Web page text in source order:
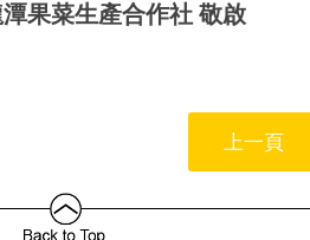
果菜生產合作社 敬啟
上一頁